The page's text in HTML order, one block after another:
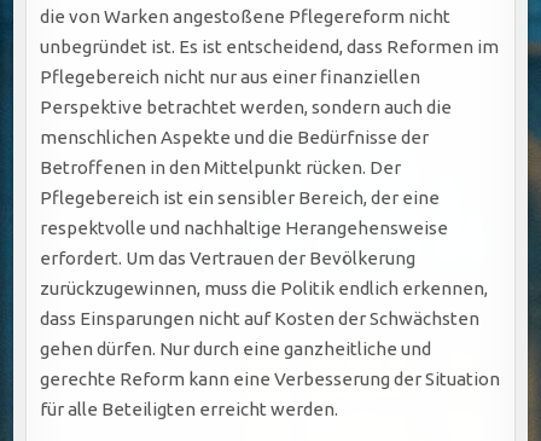
die von Warken angestoßene Pflegereform nicht
unbegründet ist. Es ist entscheidend, dass Reformen im
Pflegebereich nicht nur aus einer finanziellen
Perspektive betrachtet werden, sondern auch die
menschlichen Aspekte und die Bedürfnisse der
Betroffenen in den Mittelpunkt rücken. Der
Pflegebereich ist ein sensibler Bereich, der eine
respektvolle und nachhaltige Herangehensweise
erfordert. Um das Vertrauen der Bevölkerung
zurückzugewinnen, muss die Politik endlich erkennen,
dass Einsparungen nicht auf Kosten der Schwächsten
gehen dürfen. Nur durch eine ganzheitliche und
gerechte Reform kann eine Verbesserung der Situation
für alle Beteiligten erreicht werden.